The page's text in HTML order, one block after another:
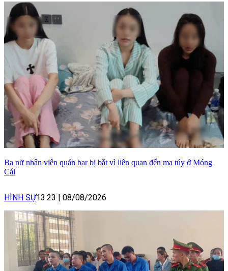
Ba nữ nhân viên quán bar bị bắt vì liên quan đến ma túy ở Móng
Cái
HÌNH SỰ13:23 08/08/2026